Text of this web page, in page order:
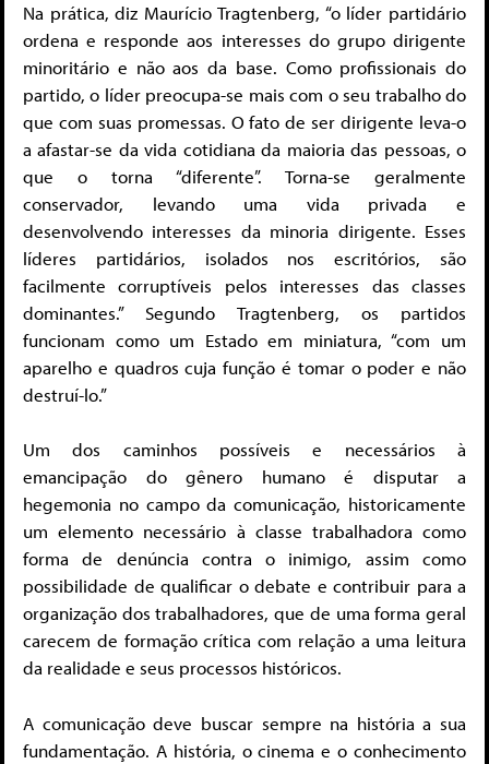
Na prática, diz Maurício Tragtenberg, “o líder partidário
ordena e responde aos interesses do grupo dirigente
minoritário e não aos da base. Como profissionais do
partido, o líder preocupa-se mais com o seu trabalho do
que com suas promessas. O fato de ser dirigente leva-o
a afastar-se da vida cotidiana da maioria das pessoas, o
que o torna “diferente”. Torna-se geralmente
conservador, levando uma vida privada e
desenvolvendo interesses da minoria dirigente. Esses
líderes partidários, isolados nos escritórios, são
facilmente corruptíveis pelos interesses das classes
dominantes.” Segundo Tragtenberg, os partidos
funcionam como um Estado em miniatura, “com um
aparelho e quadros cuja função é tomar o poder e não
destruí-lo.”
Um dos caminhos possíveis e necessários à
emancipação do gênero humano é disputar a
hegemonia no campo da comunicação, historicamente
um elemento necessário à classe trabalhadora como
forma de denúncia contra o inimigo, assim como
possibilidade de qualificar o debate e contribuir para a
organização dos trabalhadores, que de uma forma geral
carecem de formação crítica com relação a uma leitura
da realidade e seus processos históricos.
A comunicação deve buscar sempre na história a sua
fundamentação. A história, o cinema e o conhecimento